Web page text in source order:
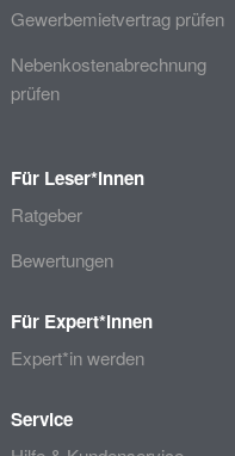
Gewerbemietvertrag prüfen
Nebenkostenabrechnung
prüfen
Für Leser*innen
Ratgeber
Bewertungen
Für Expert*innen
Expert*in werden
Service